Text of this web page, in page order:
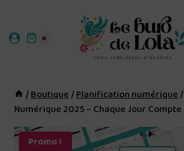
contenu
0
/Boutique/Planification numérique/
Numérique 2025 – Chaque Jour Compte
Promo !